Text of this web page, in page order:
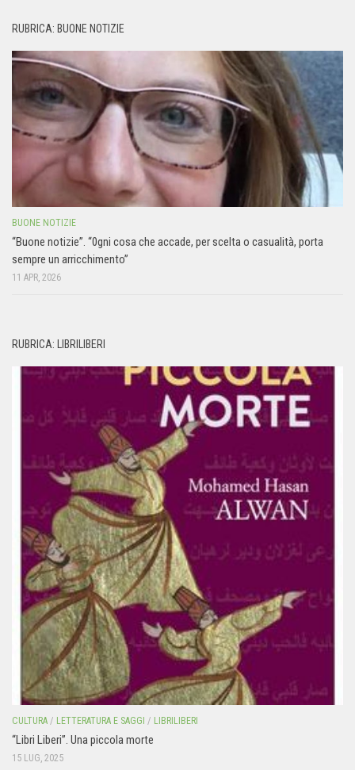
RUBRICA: BUONE NOTIZIE
BUONE NOTIZIE
“Buone notizie”. “0gni cosa che accade, per scelta o casualità, porta
sempre un arricchimento”
11 APR, 2026
RUBRICA: LIBRILIBERI
CULTURA / LETTERATURA E SAGGI / LIBRILIBERI
“Libri Liberi”. Una piccola morte
15 LUG, 2025